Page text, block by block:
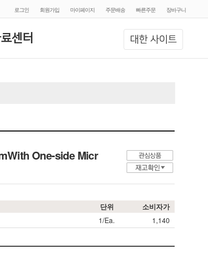
로그인 회원가입 마이페이지 주문배송 빠른주문 장바구니
대한 사이트
센터
One-side Micr
단위
소비자가
1/Ea. 1,140